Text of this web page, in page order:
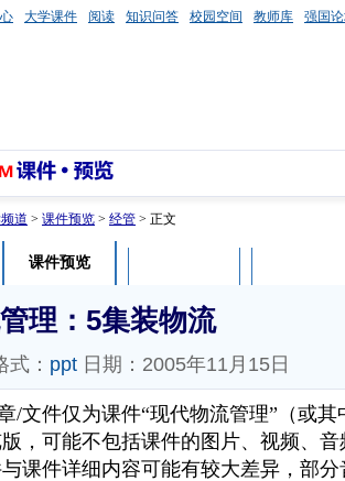
大学课件 阅读 知识问答 校园空间 教师库 强国
道 > 课件预览 > 经管 > 正文
课件预览
理：5集装物流
式： ppt 日期：2005年11月15日
/文件仅为课件“现代物流管理”（或
，可能不包括课件的图片、视频、
课件详细内容可能有较大差异，部